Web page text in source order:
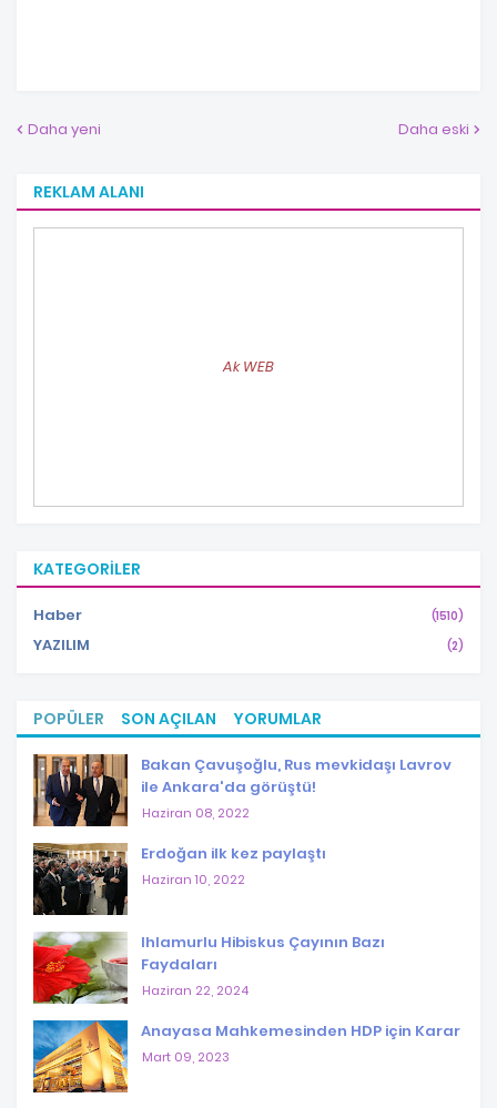
Daha yeni Daha eski
REKLAM ALANI
Ak WEB
KATEGORILER
Haber (1510)
YAZILIM (2)
POPÜLER SON AÇILAN YORUMLAR
Bakan Çavuşoğlu, Rus mevkidaşı Lavrov
ile Ankara'da görüştü!
Haziran 08, 2022
Erdoğan ilk kez paylaştı
Haziran 10, 2022
Ihlamurlu Hibiskus Çayının Bazı
Faydaları
Haziran 22, 2024
Anayasa Mahkemesinden HDP için Karar
Mart 09, 2023